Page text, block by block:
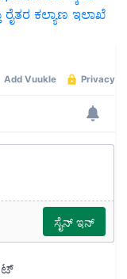
ರೈತರ ಕಲ್ಯಾಣ ಇಲಾಖೆ